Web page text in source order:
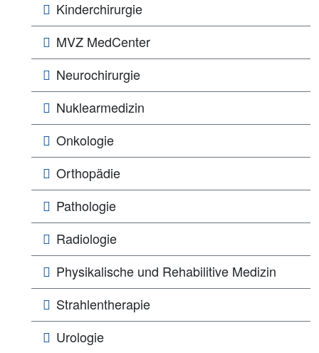
Kinderchirurgie
MVZ MedCenter
Neurochirurgie
Nuklearmedizin
Onkologie
Orthopädie
Pathologie
Radiologie
Physikalische und Rehabilitive Medizin
Strahlentherapie
Urologie